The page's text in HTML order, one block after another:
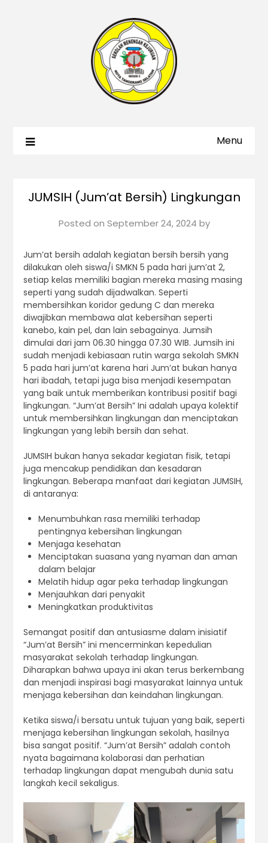
Menu
JUMSIH (Jum’at Bersih) Lingkungan
Posted on September 24, 2024 by
Jum’at bersih adalah kegiatan bersih bersih yang
dilakukan oleh siswa/i SMKN 5 pada hari jum’at 2,
setiap kelas memiliki bagian mereka masing masing
seperti yang sudah dijadwalkan. Seperti
membersihkan koridor gedung C dan mereka
diwajibkan membawa alat kebersihan seperti
kanebo, kain pel, dan lain sebagainya. Jumsih
dimulai dari jam 06.30 hingga 07.30 WIB. Jumsih ini
sudah menjadi kebiasaan rutin warga sekolah SMKN
5 pada hari jum’at karena hari Jum’at bukan hanya
hari ibadah, tetapi juga bisa menjadi kesempatan
yang baik untuk memberikan kontribusi positif bagi
lingkungan. “Jum’at Bersih” Ini adalah upaya kolektif
untuk membersihkan lingkungan dan menciptakan
lingkungan yang lebih bersih dan sehat.
JUMSIH bukan hanya sekadar kegiatan fisik, tetapi
juga mencakup pendidikan dan kesadaran
lingkungan. Beberapa manfaat dari kegiatan JUMSIH,
di antaranya:
Menumbuhkan rasa memiliki terhadap
pentingnya kebersihan lingkungan
Menjaga kesehatan
Menciptakan suasana yang nyaman dan aman
dalam belajar
Melatih hidup agar peka terhadap lingkungan
Menjauhkan dari penyakit
Meningkatkan produktivitas
Semangat positif dan antusiasme dalam inisiatif
“Jum’at Bersih” ini mencerminkan kepedulian
masyarakat sekolah terhadap lingkungan.
Diharapkan bahwa upaya ini akan terus berkembang
dan menjadi inspirasi bagi masyarakat lainnya untuk
menjaga kebersihan dan keindahan lingkungan.
Ketika siswa/i bersatu untuk tujuan yang baik, seperti
menjaga kebersihan lingkungan sekolah, hasilnya
bisa sangat positif. “Jum’at Bersih” adalah contoh
nyata bagaimana kolaborasi dan perhatian
terhadap lingkungan dapat mengubah dunia satu
langkah kecil sekaligus.